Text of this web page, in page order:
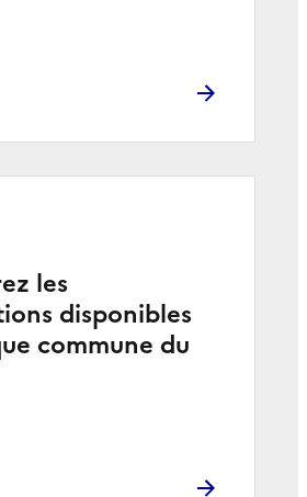
les
disponibles
commune du